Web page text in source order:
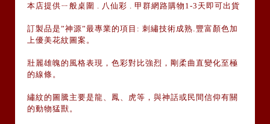
本店提供ㄧ般桌圍 . 八仙彩 . 甲群網路購物 1-3 天即可出貨
訂製品是”神源”最專業的項目 : 刺繡技術成熟. 豐富顏色加
上優美花紋圖案。
壯麗雄魄的風格表現，色彩對比強烈，剛柔曲直變化至極
的線條。
繡紋的圖騰主要是龍、鳳、虎等，與神話或民間信仰有關
的動物猛獸。